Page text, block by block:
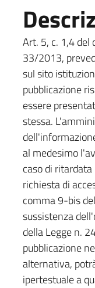
Art. 5, c. 1,4 del
33/2013,
sul sito
pubblicazione
essere
stessa.
al medesimo
caso di
richiesta di
comma 9-bis
sussistenza
della Legge n.
pubblicazione
alternativa,
ipertestuale a